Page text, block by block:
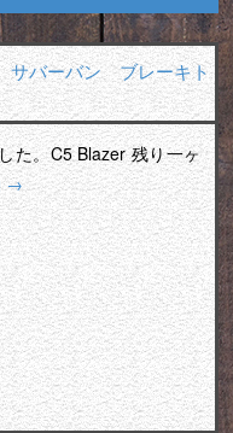
バーバン ブレーキト
た。C5 Blazer 残り一ヶ
→